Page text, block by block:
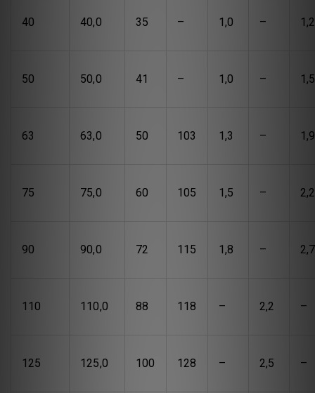
40 40,0 35 – 1,0 – 1,2
50 50,0 41 – 1,0 – 1,5
63 63,0 50 103 1,3 – 1,9
75 75,0 60 105 1,5 – 2,2
90 90,0 72 115 1,8 – 2,7
110 110,0 88 118 – 2,2 –
125 125,0 100 128 – 2,5 –